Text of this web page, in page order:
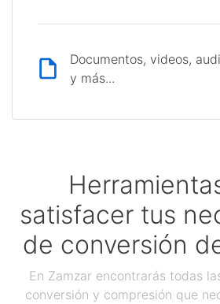
Documentos, videos,
y más...
satisfacer tus
de conversión
En Zamzar encontrarás todas
conversión y compresión que